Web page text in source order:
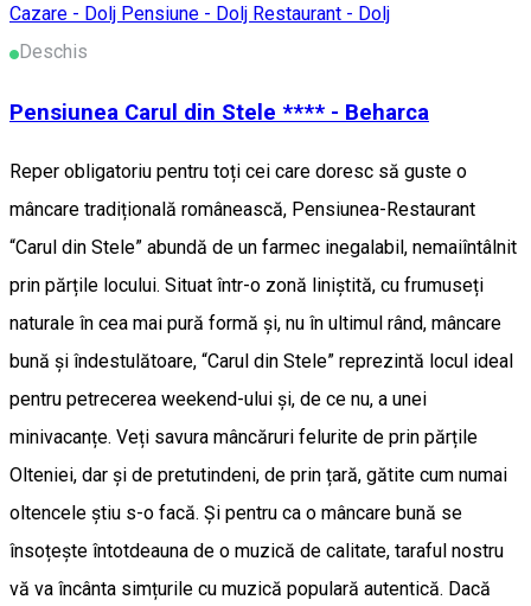
Cazare - Dolj Pensiune - Dolj Restaurant - Dolj
Deschis
Pensiunea Carul din Stele **** - Beharca
Reper obligatoriu pentru toți cei care doresc să guste o
mâncare tradițională românească, Pensiunea-Restaurant
“Carul din Stele” abundă de un farmec inegalabil, nemaiîntâlnit
prin părțile locului. Situat într-o zonă liniștită, cu frumuseți
naturale în cea mai pură formă și, nu în ultimul rând, mâncare
bună și îndestulătoare, “Carul din Stele” reprezintă locul ideal
pentru petrecerea weekend-ului și, de ce nu, a unei
minivacanțe. Veți savura mâncăruri felurite de prin părțile
Olteniei, dar și de pretutindeni, de prin țară, gătite cum numai
oltencele știu s-o facă. Și pentru ca o mâncare bună se
însoțește întotdeauna de o muzică de calitate, taraful nostru
vă va încânta simțurile cu muzică populară autentică. Dacă